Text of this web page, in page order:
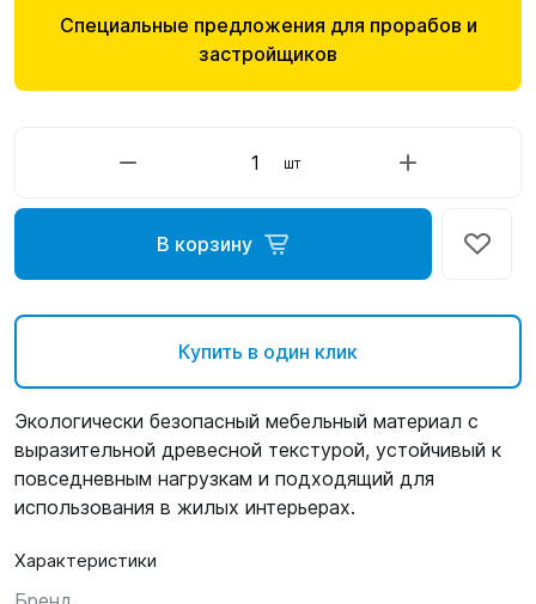
Специальные предложения для прорабов и
застройщиков
шт
В корзину
Купить в один клик
Экологически безопасный мебельный материал с
выразительной древесной текстурой, устойчивый к
повседневным нагрузкам и подходящий для
использования в жилых интерьерах.
Характеристики